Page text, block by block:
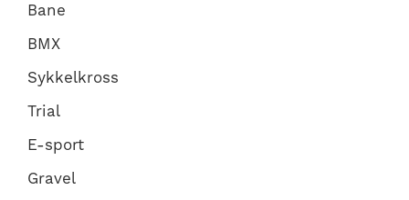
Bane
BMX
Sykkelkross
Trial
E-sport
Gravel